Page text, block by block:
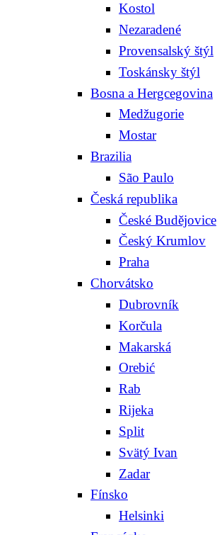
Kostol
Nezaradené
Provensalský štýl
Toskánsky štýl
Bosna a Hergcegovina
Medžugorie
Mostar
Brazilia
São Paulo
Česká republika
České Budějovice
Český Krumlov
Praha
Chorvátsko
Dubrovník
Korčula
Makarská
Orebić
Rab
Rijeka
Split
Svätý Ivan
Zadar
Fínsko
Helsinki